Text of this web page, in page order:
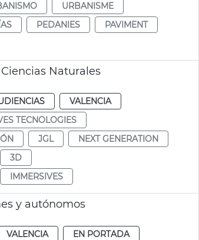
URBANISME
PEDANIES
PAVIMENT
Naturales
VALENCIA
TECNOLOGIES
JGL
NEXT GENERATION
3D
IMMERSIVES
y autónomos
VALENCIA
EN PORTADA